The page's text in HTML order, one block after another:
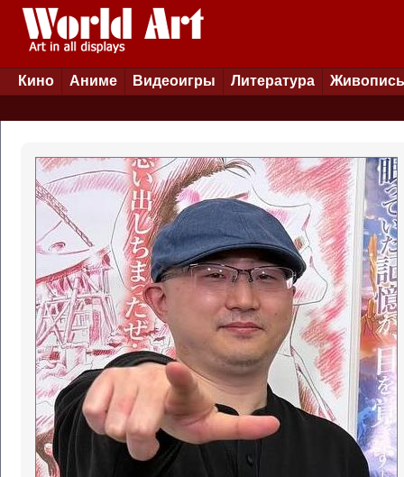
Кино Аниме Видеоигры Литература Живопись